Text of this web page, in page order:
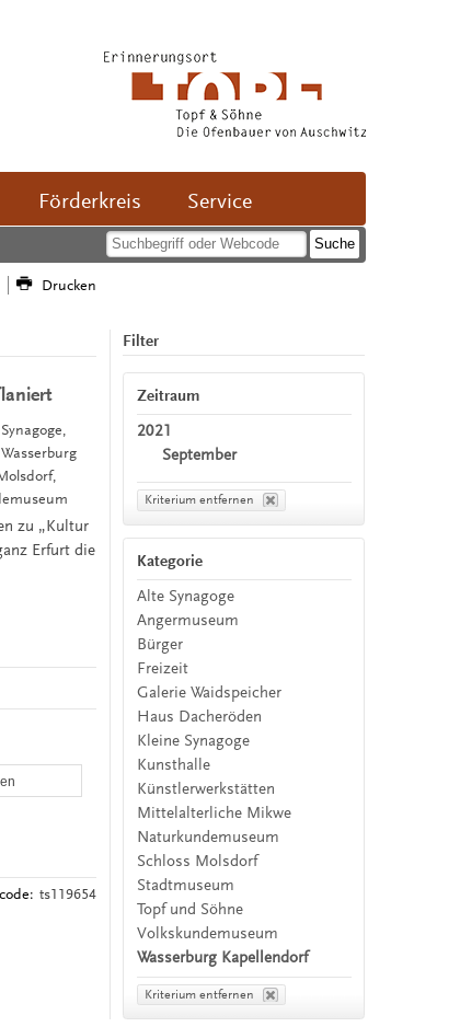
Förderkreis Service
Drucken
zu „Kultur
Erfurt die
ts119654
Filter
Zeitraum
2021
September
Kriterium entfernen
Kategorie
Alte Synagoge
Angermuseum
Bürger
Freizeit
Galerie Waidspeicher
Haus Dacheröden
Kleine Synagoge
Kunsthalle
Künstlerwerkstätten
Mittelalterliche Mikwe
Naturkundemuseum
Schloss Molsdorf
Stadtmuseum
Topf und Söhne
Volkskundemuseum
Wasserburg Kapellendorf
Kriterium entfernen